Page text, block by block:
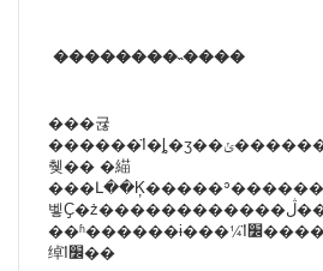
��������˵����
���귢
������Ϊ�ȴ�ӡ��ݵ����������������������Ȼ���ٰ��Ųֿⷢ�����������ܵ���ĵ��ӵ��
췢�� �緢
벻Ҫ�ż������������ڷ��������巢
��ʱ������ɨ���¼Ϊ׼�����Ժ�̨“�������”Ϊ׼�������Ը����������ź͵
绰Ϊ׼��